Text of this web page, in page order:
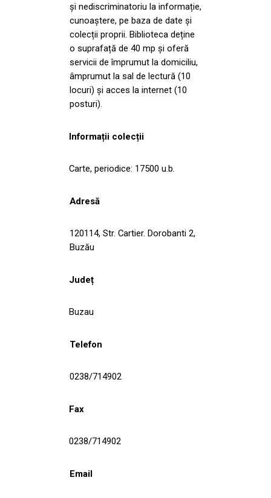
și nediscriminatoriu la informație,
cunoaștere, pe baza de date și
colecții proprii. Biblioteca deține
o suprafață de 40 mp și oferă
servicii de împrumut la domiciliu,
âmprumut la sal de lectură (10
locuri) și acces la internet (10
posturi).
Informații colecții
Carte, periodice: 17500 u.b.
Adresă
120114, Str. Cartier. Dorobanti 2,
Buzău
Județ
Buzau
Telefon
0238/714902
Fax
0238/714902
Email